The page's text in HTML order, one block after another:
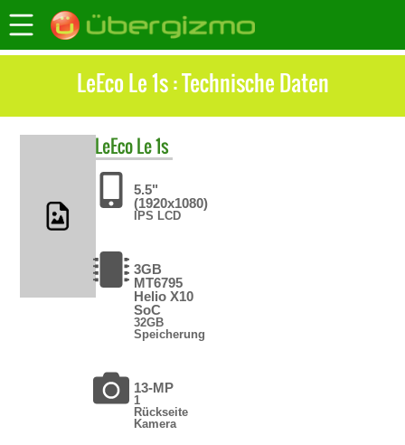
LeEco Le 1s : Technische Daten
LeEcoLe 1s
5.5"
(1920x1080)
IPS LCD
3GB
MT6795
Helio X10
SoC
32GB
Speicherung
13-MP
1
Rückseite
Kamera